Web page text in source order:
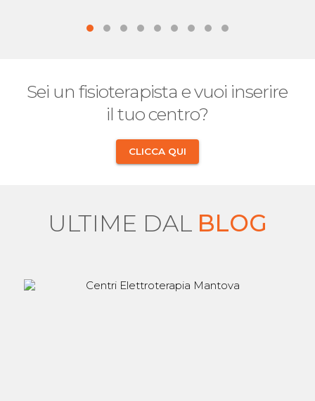
Sei un fisioterapista e vuoi inserire
il tuo centro?
CLICCA QUI
ULTIME DAL BLOG